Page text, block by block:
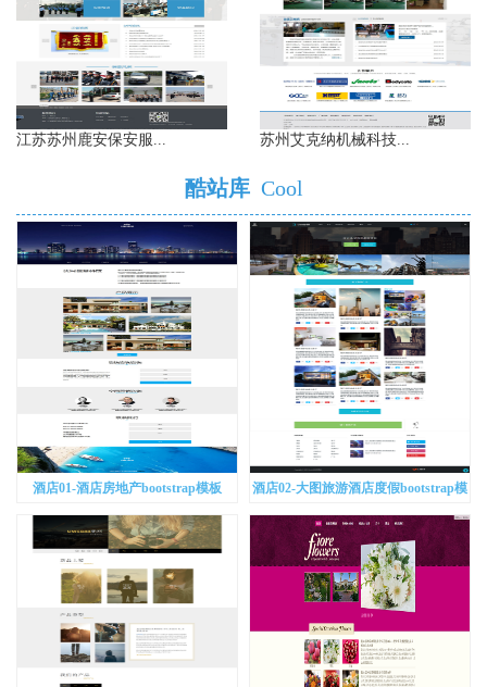
江苏苏州鹿安保安服... 苏州艾克纳机械科技...
酷站库 Cool
酒店01-酒店房地产bootstrap模板
酒店02-大图旅游酒店度假bootstrap模
板